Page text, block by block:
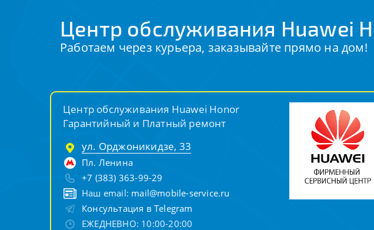
Центр обслуживания Huawei
Работаем через курьера, заказывайте прямо на дом!
Центр обслуживания Huawei Honor
Гарантийный и Платный ремонт
ул. Орджоникидзе, 33
Пл. Ленина
+7 (383) 363-99-29
Наш email: mail@mobile-service.ru
Консультация в Telegram
ЕЖЕДНЕВНО: 10:00-20:00